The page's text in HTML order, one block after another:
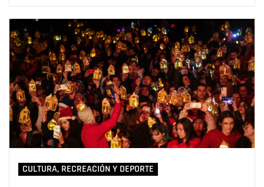
CULTURA, RECREACIÓN Y DEPORTE